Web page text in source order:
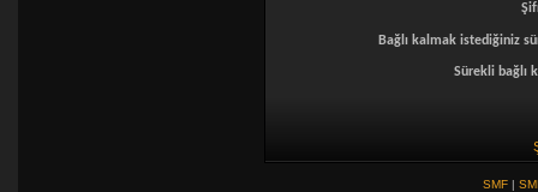
Bağlı kalmak istediğiniz
Sürekli bağlı
SMF